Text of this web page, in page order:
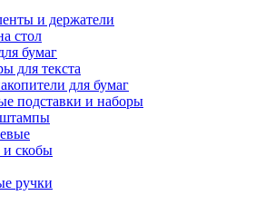
и держатели
стол
бумаг
для текста
для бумаг
подставки и наборы
скобы
ручки